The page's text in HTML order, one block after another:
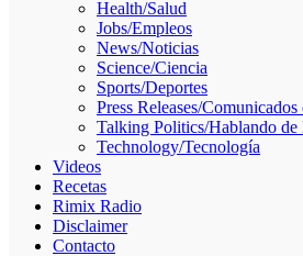
Health/Salud
Jobs/Empleos
News/Noticias
Science/Ciencia
Sports/Deportes
Press Releases/Comunicados
Talking Politics/Hablando de
Technology/Tecnología
Videos
Recetas
Rimix Radio
Disclaimer
Contacto